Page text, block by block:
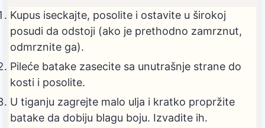
Kupus iseckajte, posolite i ostavite u širokoj
posudi da odstoji (ako je prethodno zamrznut,
odmrznite ga).
Pileće batake zasecite sa unutrašnje strane do
kosti i posolite.
U tiganju zagrejte malo ulja i kratko propržite
batake da dobiju blagu boju. Izvadite ih.